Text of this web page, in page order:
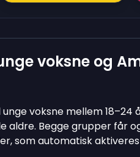
voksne og
voksne mellem 18–24
aldre. Begge grupper får
som automatisk